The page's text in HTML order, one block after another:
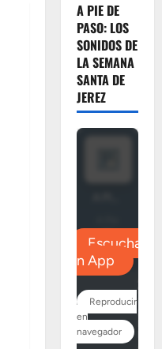
A PIE DE
PASO: LOS
SONIDOS DE
LA SEMANA
SANTA DE
JEREZ